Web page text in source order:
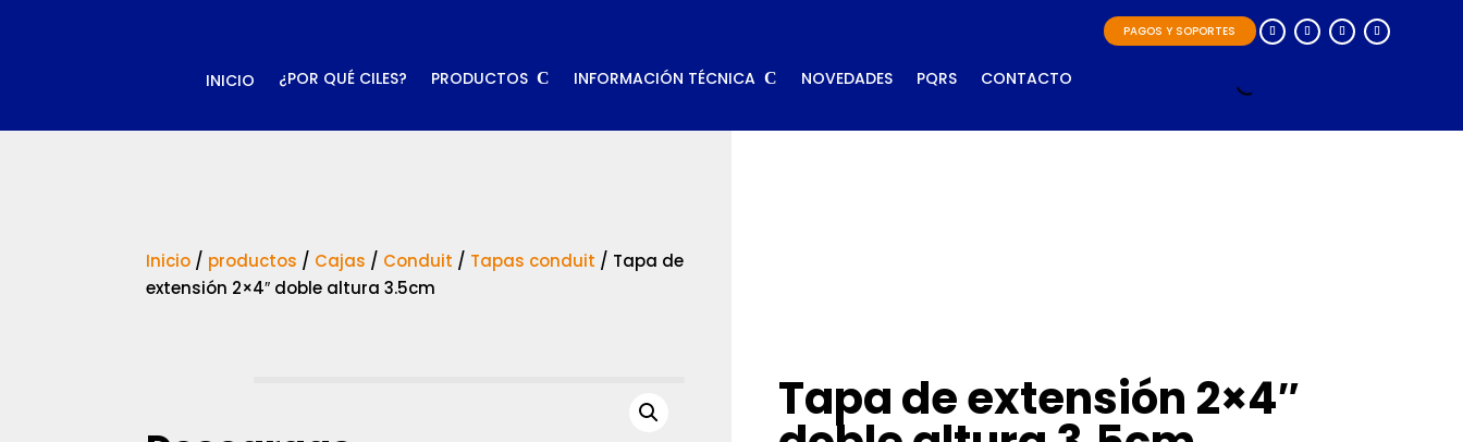
PAGOS Y SOPORTES
INICIO ¿POR QUÉ CILES? PRODUCTOS INFORMACIÓN TÉCNICA NOVEDADES PQRS CONTACTO
Inicio / productos / Cajas / Conduit / Tapas conduit / Tapa de
extensión 2×4″ doble altura 3.5cm
Tapa de extensión 2×4″